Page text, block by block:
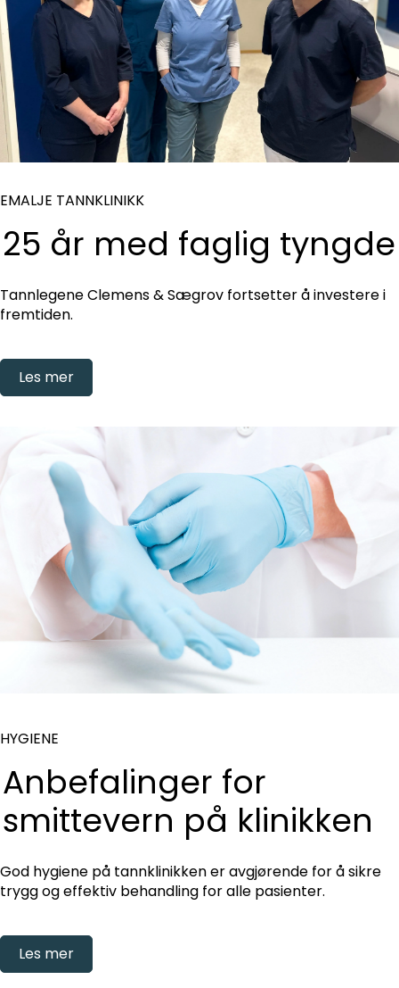
EMALJE TANNKLINIKK
25 år med faglig tyngde
Tannlegene Clemens & Sægrov fortsetter å investere i
fremtiden.
Les mer
HYGIENE
Anbefalinger for
smittevern på klinikken
God hygiene på tannklinikken er avgjørende for å sikre
trygg og effektiv behandling for alle pasienter.
Les mer